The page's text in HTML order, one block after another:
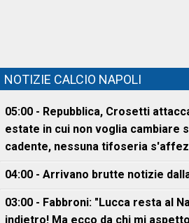
NOTIZIE CALCIO NAPOLI
05:00 - Repubblica, Crosetti
estate in cui non voglia cambiare
cadente, nessuna tifoseria
04:00 - Arrivano brutte notizie
03:00 - Fabbroni: "Lucca resta al
indietro! Ma ecco da chi mi